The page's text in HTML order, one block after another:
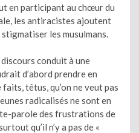
en participant au chœur du
les antiracistes ajoutent
les musulmans.
conduit à une
d’abord prendre en
têtus, qu’on ne veut pas
radicalisés ne sont en
parole des frustrations de
qu’il n’y a pas de «